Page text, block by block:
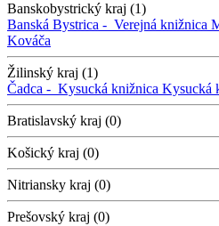
Banskobystrický kraj (1)
Banská Bystrica - Verejná knižnica
Kováča
Žilinský kraj (1)
Čadca - Kysucká knižnica Kysucká
Bratislavský kraj (0)
Košický kraj (0)
Nitriansky kraj (0)
Prešovský kraj (0)